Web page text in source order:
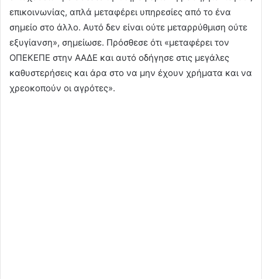
επικοινωνίας, απλά μεταφέρει υπηρεσίες από το ένα
σημείο στο άλλο. Αυτό δεν είναι ούτε μεταρρύθμιση ούτε
εξυγίανση», σημείωσε. Πρόσθεσε ότι «μεταφέρει τον
ΟΠΕΚΕΠΕ στην ΑΑΔΕ και αυτό οδήγησε στις μεγάλες
καθυστερήσεις και άρα στο να μην έχουν χρήματα και να
χρεοκοπούν οι αγρότες».